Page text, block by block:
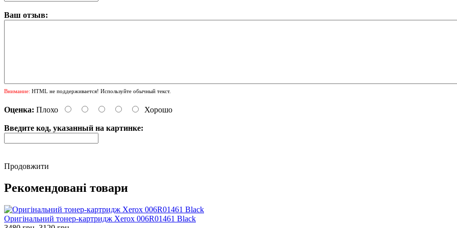
Ваш отзыв:
Внимание: HTML не поддерживается! Используйте обычный текст.
Оценка: Плохо Хорошо
Введите код, указанный на картинке:
Продовжити
Рекомендовані товари
Оригінальний тонер-картридж Xerox 006R01461 Black